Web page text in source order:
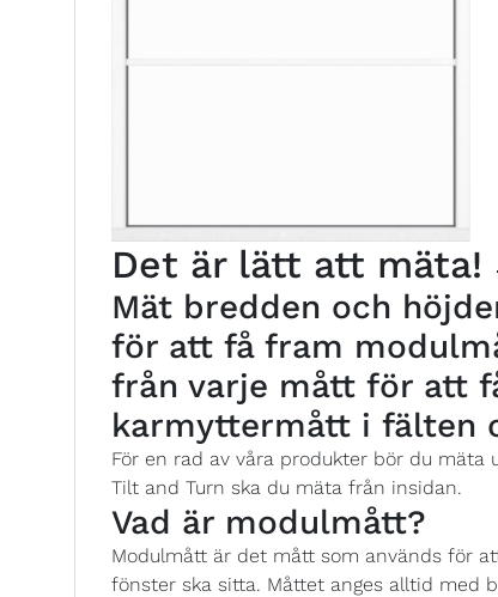
Det är lätt att mäta!
Mät bredden och
för att få fram
från varje mått för att
karmyttermått i fälten
För en rad av våra produkter bör du
Tilt and Turn ska du mäta från insidan.
Vad är modulmått?
Modulmått är det mått som används för
fönster ska sitta. Måttet anges alltid med